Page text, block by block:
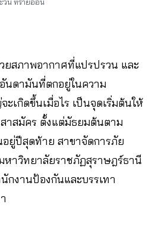
สภาพอากาศที่แปรปรวน และ
นดามันที่ตกอยู่ในความ
เกิดขึ้นเมื่อไร เป็นจุดเริ่มต้นให้
สาสมัคร ตั้งแต่มัธยมต้นตาม
ยู่ปีสุดท้าย สาขาจัดการภัย
าวิทยาลัยราชภัฏสุราษฎร์ธานี
กงานป้องกันและบรรเทา